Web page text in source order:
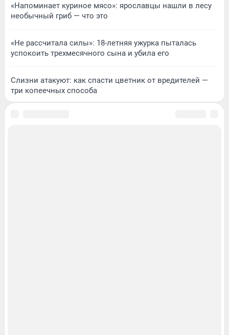
«Напоминает куриное мясо»: ярославцы нашли в лесу
необычный гриб — что это
«Не рассчитала силы»: 18-летняя ужурка пыталась
успокоить трехмесячного сына и убила его
Слизни атакуют: как спасти цветник от вредителей —
три копеечных способа